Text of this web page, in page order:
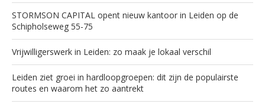
STORMSON CAPITAL opent nieuw kantoor in Leiden op de
Schipholseweg 55-75
Vrijwilligerswerk in Leiden: zo maak je lokaal verschil
Leiden ziet groei in hardloopgroepen: dit zijn de populairste
routes en waarom het zo aantrekt